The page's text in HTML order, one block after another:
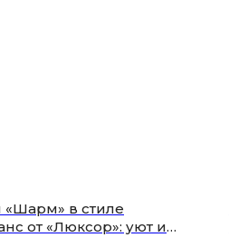
«Шарм» в стиле
от «Люксор»: уют и